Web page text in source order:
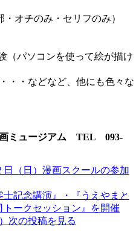
のみ・セリフのみ）
コンを使って絵が描け
ど、他にも色々な
ミュージアム TEL 093-
日（日）漫画スクールの参加
士記念講演』・『うえやまと
ークセッション』を開催
次の投稿を見る